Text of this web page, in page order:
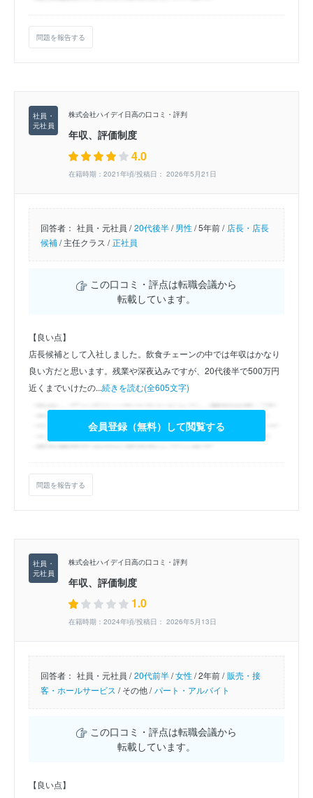
問題を報告する
株式会社ハイデイ日高の口コミ・評判
年収、評価制度
4.0
在籍時期：2021年頃/投稿日： 2026年5月21日
回答者： 社員・元社員 / 20代後半/男性/5年前 / 店長・店長
候補/主任クラス / 正社員
この口コミ・評点は転職会議から
転載しています。
【良い点】
店長候補として入社しました。飲食チェーンの中では年収はかなり
良い方だと思います。残業や深夜込みですが、20代後半で500万円
近くまでいけたの...続きを読む(全605文字)
会員登録（無料）して閲覧する
問題を報告する
株式会社ハイデイ日高の口コミ・評判
年収、評価制度
1.0
在籍時期：2024年頃/投稿日： 2026年5月13日
回答者： 社員・元社員 / 20代前半/女性/2年前 / 販売・接
客・ホールサービス /その他 / パート・アルバイト
この口コミ・評点は転職会議から
転載しています。
【良い点】